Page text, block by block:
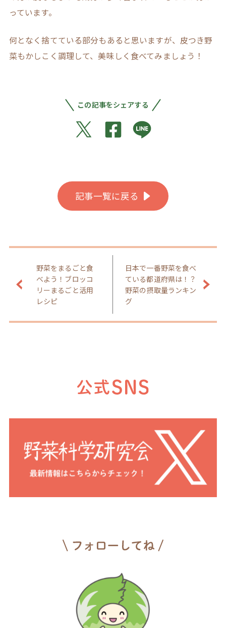
っています。
何となく捨てている部分もあると思いますが、皮つき野
菜もかしこく調理して、美味しく食べてみましょう！
この記事をシェアする
記事一覧に戻る
野菜をまるごと食
べよう！ブロッコ
リーまるごと活用
レシピ
日本で一番野菜を食べ
ている都道府県は！？
野菜の摂取量ランキン
グ